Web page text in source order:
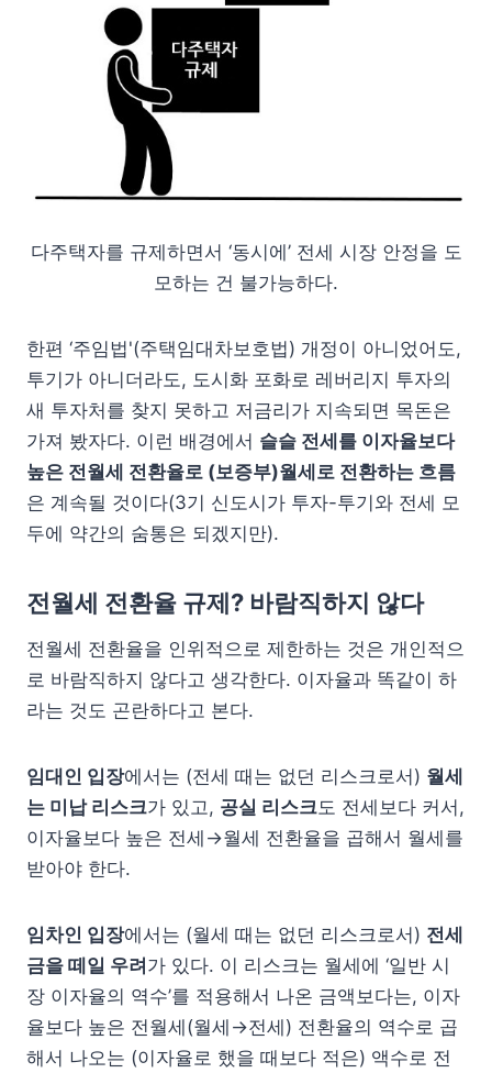
다주택자를 규제하면서 ‘동시에’ 전세 시장 안정을 도
모하는 건 불가능하다.
한편 ‘주임법'(주택임대차보호법) 개정이 아니었어도,
투기가 아니더라도, 도시화 포화로 레버리지 투자의
새 투자처를 찾지 못하고 저금리가 지속되면 목돈은
가져 봤자다. 이런 배경에서 슬슬 전세를 이자율보다
높은 전월세 전환율로 (보증부)월세로 전환하는 흐름
은 계속될 것이다(3기 신도시가 투자-투기와 전세 모
두에 약간의 숨통은 되겠지만).
전월세 전환율 규제? 바람직하지 않다
전월세 전환율을 인위적으로 제한하는 것은 개인적으
로 바람직하지 않다고 생각한다. 이자율과 똑같이 하
라는 것도 곤란하다고 본다.
임대인 입장에서는 (전세 때는 없던 리스크로서) 월세
는 미납 리스크가 있고, 공실 리스크도 전세보다 커서,
이자율보다 높은 전세→월세 전환율을 곱해서 월세를
받아야 한다.
임차인 입장에서는 (월세 때는 없던 리스크로서) 전세
금을 떼일 우려 가 있다. 이 리스크는 월세에 ‘일반 시
장 이자율의 역수’를 적용해서 나온 금액보다는, 이자
율보다 높은 전월세(월세→전세) 전환율의 역수로 곱
해서 나오는 (이자율로 했을 때보다 적은) 액수로 전